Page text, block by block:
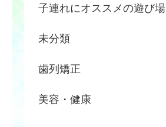
子連れにオススメの遊び場
未分類
歯列矯正
美容・健康